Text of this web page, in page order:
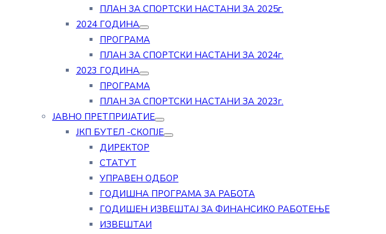
ПЛАН ЗА СПОРТСКИ НАСТАНИ ЗА 2025г.
2024 ГОДИНА
ПРОГРАМА
ПЛАН ЗА СПОРТСКИ НАСТАНИ ЗА 2024г.
2023 ГОДИНА
ПРОГРАМА
ПЛАН ЗА СПОРТСКИ НАСТАНИ ЗА 2023г.
ЈАВНО ПРЕТПРИЈАТИЕ
ЈКП БУТЕЛ -СКОПЈЕ
ДИРЕКТОР
СТАТУТ
УПРАВЕН ОДБОР
ГОДИШНА ПРОГРАМА ЗА РАБОТА
ГОДИШЕН ИЗВЕШТАЈ ЗА ФИНАНСИКО РАБОТЕЊЕ
ИЗВЕШТАИ